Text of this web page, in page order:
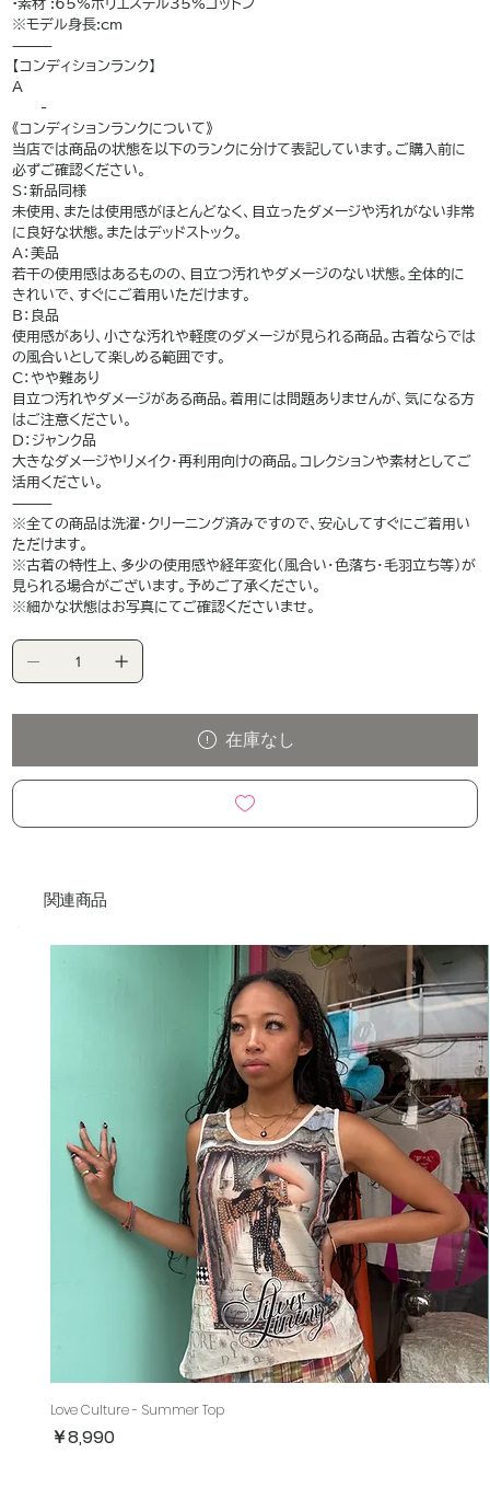
•素材 :65%ポリエステル35%コットン
※モデル身長:cm
⸻
【コンディションランク】
A
——-
《コンディションランクについて》
当店では商品の状態を以下のランクに分けて表記しています。ご購入前に
必ずご確認ください。
S：新品同様
未使用、または使用感がほとんどなく、目立ったダメージや汚れがない非常
に良好な状態。またはデッドストック。
A：美品
若干の使用感はあるものの、目立つ汚れやダメージのない状態。全体的に
きれいで、すぐにご着用いただけます。
B：良品
使用感があり、小さな汚れや軽度のダメージが見られる商品。古着ならでは
の風合いとして楽しめる範囲です。
C：やや難あり
目立つ汚れやダメージがある商品。着用には問題ありませんが、気になる方
はご注意ください。
D：ジャンク品
大きなダメージやリメイク・再利用向けの商品。コレクションや素材としてご
活用ください。
⸻
※全ての商品は洗濯・クリーニング済みですので、安心してすぐにご着用い
ただけます。
※古着の特性上、多少の使用感や経年変化（風合い・色落ち・毛羽立ち等）が
見られる場合がございます。予めご了承ください。
※細かな状態はお写真にてご確認くださいませ。
在庫なし
関連商品
Love Culture - Summer Top
価格
￥8,990